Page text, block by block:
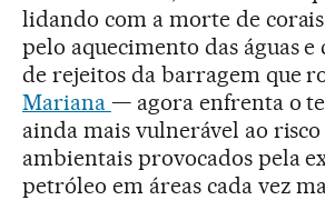
lidando com a morte de
pelo aquecimento das águas e
de rejeitos da barragem que
Mariana — agora enfrenta o
ainda mais vulnerável ao
ambientais provocados pela
petróleo em áreas cada vez